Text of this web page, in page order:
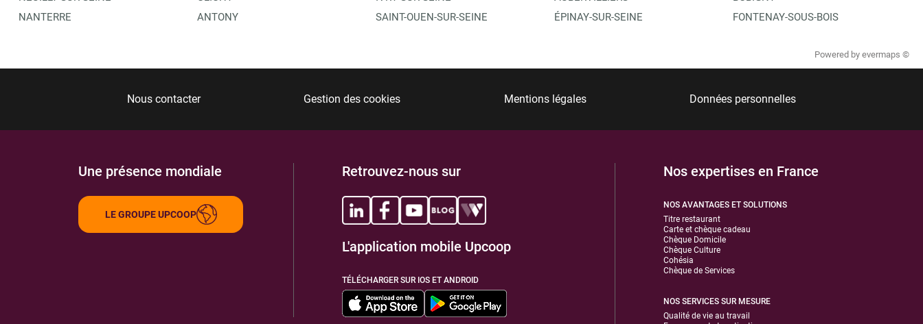
NANTERRE
ANTONY
SAINT-OUEN-SUR-SEINE
ÉPINAY-SUR-SEINE
FONTENAY-SOUS-BOIS
Powered by evermaps ©
Nous contacter Gestion des cookies Mentions légales Données personnelles
Une présence mondiale
LE GROUPE UPCOOP
Retrouvez-nous sur
L'application mobile Upcoop
TÉLÉCHARGER SUR IOS ET ANDROID
Nos expertises en France
NOS AVANTAGES ET SOLUTIONS
Titre restaurant
Carte et chèque cadeau
Chèque Domicile
Chèque Culture
Cohésia
Chèque de Services
NOS SERVICES SUR MESURE
Qualité de vie au travail